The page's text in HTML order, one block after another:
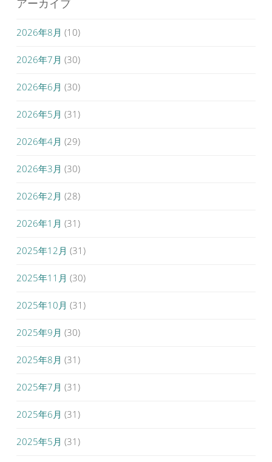
アーカイブ
2026年8月 (10)
2026年7月 (30)
2026年6月 (30)
2026年5月 (31)
2026年4月 (29)
2026年3月 (30)
2026年2月 (28)
2026年1月 (31)
2025年12月 (31)
2025年11月 (30)
2025年10月 (31)
2025年9月 (30)
2025年8月 (31)
2025年7月 (31)
2025年6月 (31)
2025年5月 (31)